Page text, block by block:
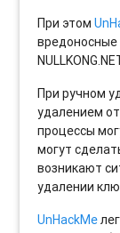
При этом
вредоносные
При ручном
удалением
процессы
могут
возникают
удалении
UnHackMe